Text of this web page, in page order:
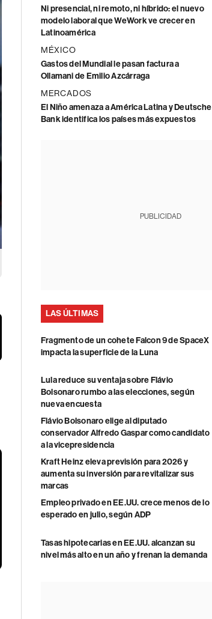
Ni presencial, ni remoto, ni híbrido: el nuevo
modelo laboral que WeWork ve crecer en
Latinoamérica
MÉXICO
Gastos del Mundial le pasan factura a
Ollamani de Emilio Azcárraga
MERCADOS
El Niño amenaza a América Latina y Deutsche
Bank identifica los países más expuestos
PUBLICIDAD
LAS ÚLTIMAS
Fragmento de un cohete Falcon 9 de SpaceX
impacta la superficie de la Luna
Lula reduce su ventaja sobre Flávio
Bolsonaro rumbo a las elecciones, según
nueva encuesta
Flávio Bolsonaro elige al diputado
conservador Alfredo Gaspar como candidato
a la vicepresidencia
Kraft Heinz eleva previsión para 2026 y
aumenta su inversión para revitalizar sus
marcas
Empleo privado en EE.UU. crece menos de lo
esperado en julio, según ADP
Tasas hipotecarias en EE.UU. alcanzan su
nivel más alto en un año y frenan la demanda